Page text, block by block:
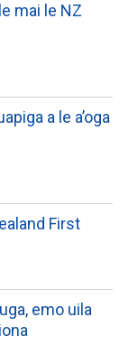
mai le NZ
a le a’oga
First
emo uila